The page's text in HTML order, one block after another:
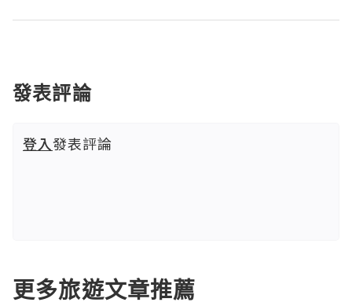
發表評論
登入發表評論
更多旅遊文章推薦